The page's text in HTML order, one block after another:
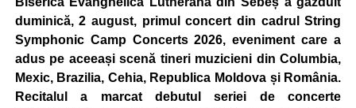
mountain bike. La finalul întrecerii, cei mai bine clasați
concurenți vor fi recompensați cu premii în bani și premii
oferite de partenerii evenimentului.
Înaintea zilei de concurs, participanții își vor putea ridica
duminică, 2 august, primul concert din cadrul String
Symphonic Camp Concerts 2026, eveniment care a
adus pe aceeași scenă tineri muzicieni din Columbia,
Mexic, Brazilia, Cehia, Republica Moldova și România.
Recitalul a marcat debutul seriei de concerte